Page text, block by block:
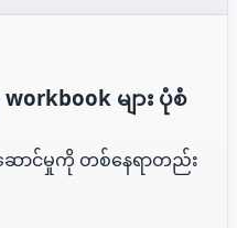
များ ပုံစံ
ာင်မှုကို တစ်နေရာတည်း